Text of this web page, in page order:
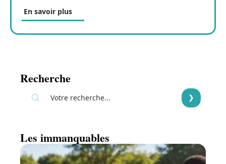
En savoir plus
Recherche
Les immanquables